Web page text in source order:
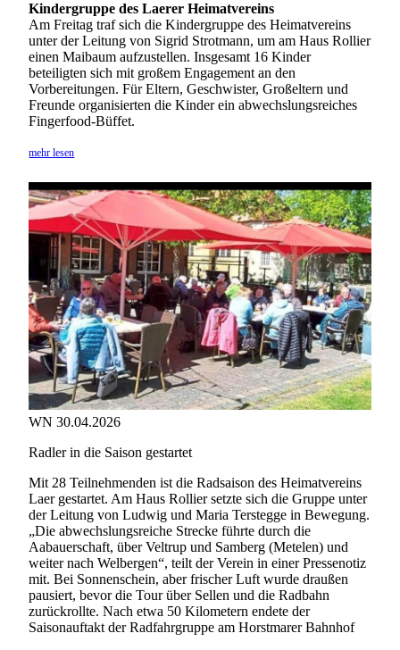
Kindergruppe des Laerer Heimatvereins
Am Freitag traf sich die Kindergruppe des Heimatvereins
unter der Leitung von Sigrid Strotmann, um am Haus Rollier
einen Maibaum aufzustellen. Insgesamt 16 Kinder
beteiligten sich mit großem Engagement an den
Vorbereitungen. Für Eltern, Geschwister, Großeltern und
Freunde organisierten die Kinder ein abwechslungsreiches
Fingerfood-Büffet.
mehr lesen
WN 30.04.2026
Radler in die Saison gestartet
Mit 28 Teilnehmenden ist die Radsaison des Heimatvereins
Laer gestartet. Am Haus Rollier setzte sich die Gruppe unter
der Leitung von Ludwig und Maria Terstegge in Bewegung.
„Die abwechslungsreiche Strecke führte durch die
Aabauerschaft, über Veltrup und Samberg (Metelen) und
weiter nach Welbergen“, teilt der Verein in einer Pressenotiz
mit. Bei Sonnenschein, aber frischer Luft wurde draußen
pausiert, bevor die Tour über Sellen und die Radbahn
zurückrollte. Nach etwa 50 Kilometern endete der
Saisonauftakt der Radfahrgruppe am Horstmarer Bahnhof